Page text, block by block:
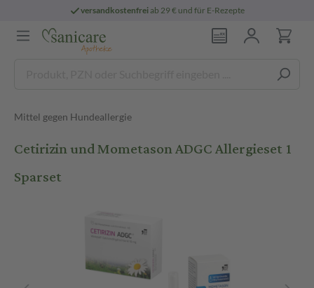
versandkostenfreiab 29 € und für E-Rezepte
Mittel gegen Hundeallergie
Cetirizin und Mometason ADGC Allergieset 1
Sparset